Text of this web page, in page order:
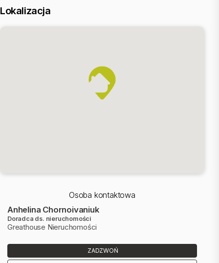
Lokalizacja
Osoba kontaktowa
Anhelina Chornoivaniuk
Doradca ds. nieruchomości
Greathouse Nieruchomości
ZADZWOŃ